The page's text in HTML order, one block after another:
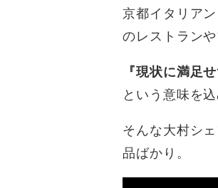
京都イタリア
のレストラン
『現状に満足
という意味を
そんな大村シ
品ばかり。